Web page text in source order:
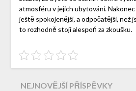
atmosféru v jejich ubytování.
ještě spokojenější, a odpočatější, než
to rozhodně stojí alespoň za zkoušku.
NEJNOVĚJŠÍ PŘÍSPĚVKY